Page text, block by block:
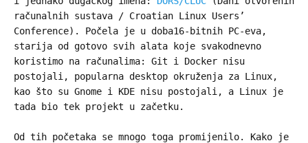
računalnih sustava / Croatian Linux Users’
Conference). Počela je u doba16-bitnih PC-eva,
starija od gotovo svih alata koje svakodnevno
koristimo na računalima: Git i Docker nisu
postojali, popularna desktop okruženja za Linux,
kao što su Gnome i KDE nisu postojali, a Linux je
tada bio tek projekt u začetku.
Od tih početaka se mnogo toga promijenilo. Kako je